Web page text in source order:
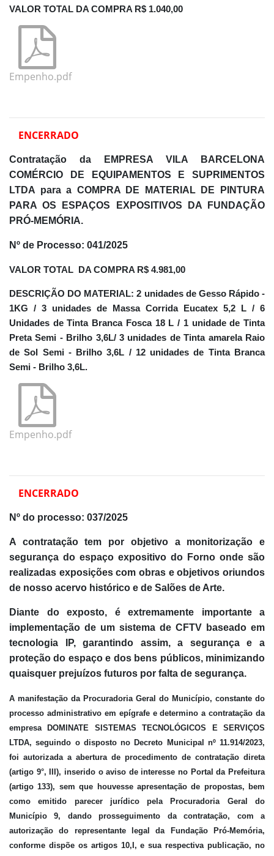
VALOR TOTAL DA COMPRA R$ 1.040,00
Empenho.pdf
ENCERRADO
Contratação da EMPRESA VILA BARCELONA
COMÉRCIO DE EQUIPAMENTOS E SUPRIMENTOS
LTDA para a COMPRA DE MATERIAL DE PINTURA
PARA OS ESPAÇOS EXPOSITIVOS DA FUNDAÇÃO
PRÓ-MEMÓRIA.
Nº de Processo: 041/2025
VALOR TOTAL DA COMPRA R$ 4.981,00
DESCRIÇÃO DO MATERIAL: 2 unidades de Gesso Rápido -
1KG / 3 unidades de Massa Corrida Eucatex 5,2 L / 6
Unidades de Tinta Branca Fosca 18 L / 1 unidade de Tinta
Preta Semi - Brilho 3,6L/ 3 unidades de Tinta amarela Raio
de Sol Semi - Brilho 3,6L / 12 unidades de Tinta Branca
Semi - Brilho 3,6L.
Empenho.pdf
ENCERRADO
Nº do processo: 037/2025
A contratação tem por objetivo a monitorização e
segurança do espaço expositivo do Forno onde são
realizadas exposições com obras e objetivos oriundos
de nosso acervo histórico e de Salões de Arte.
Diante do exposto, é extremamente importante a
implementação de um sistema de CFTV baseado em
tecnologia IP, garantindo assim, a segurança e a
proteção do espaço e dos bens públicos, minimizando
quaisquer prejuízos futuros por falta de segurança.
A manifestação da Procuradoria Geral do Município, constante do
processo administrativo em epígrafe e determino a contratação da
empresa DOMINATE SISTEMAS TECNOLÓGICOS E SERVIÇOS
LTDA,seguindo o disposto no Decreto Municipal nº 11.914/2023,
foi autorizada a abertura de procedimento de contratação direta
(artigo 9°, III), inserido o aviso de interesse no Portal da Prefeitura
(artigo 133), sem que houvesse apresentação de propostas, bem
como emitido parecer jurídico pela Procuradoria Geral do
Município 9, dando prosseguimento da contratação, com a
autorização do representante legal da Fundação Pró-Memória,
conforme dispõe os artigos 10,I, e sua respectiva publicação, no